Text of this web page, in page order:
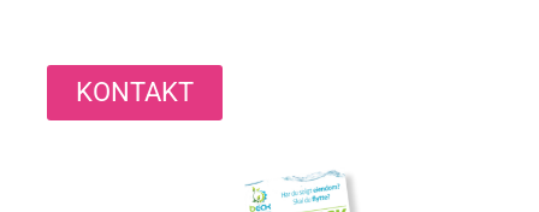
KONTAKT